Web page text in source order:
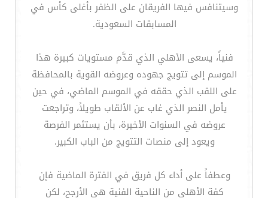
وسيتنافس فيها الفريقان على الظفر بأغلى كأس في
المسابقات السعودية.
فنياً، يسعى الأهلي الذي قدَّم مستويات كبيرة هذا
الموسم إلى تتويج جهوده وعروضه القوية بالمحافظة
على اللقب الذي حققه في الموسم الماضي، في حين
يأمل النصر الذي غاب عن الألقاب طويلاً، وتراجعت
عروضه في السنوات الأخيرة، بأن يستثمر الفرصة
ويعود إلى منصات التتويج من الباب الكبير.
وعطفاً على أداء كل فريق في الفترة الماضية فإن
كفة الأهلي من الناحية الفنية هي الأرجح، لكن